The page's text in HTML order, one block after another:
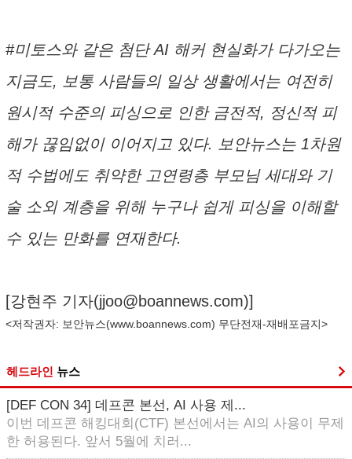
#미토스와 같은 첨단 AI 해커 현실화가 다가오는
지금도, 보통 사람들의 일상 생활에서는 여전히
원시적 수준의 피싱으로 인한 금전적, 정신적 피
해가 끊임없이 이어지고 있다. 보안뉴스는 1차원
적 수법에도 취약한 고연령층 부모님 세대와 기
술 소외 계층을 위해 누구나 쉽게 피싱을 이해할
수 있는 만화를 연재한다.
[강현주 기자(jjoo@boannews.com)]
<저작권자: 보안뉴스(www.boannews.com) 무단전재-재배포금지>
헤드라인 뉴스
[DEF CON 34] 데프콘 본선, AI 사용 제...
이번 데프콘 해킹대회(CTF) 본선에서는 AI의 사용이 무제
한 허용된다. 앞서 5월에 치러...